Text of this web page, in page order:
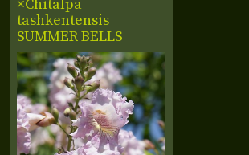
×Chitalpa
tashkentensis
SUMMER BELLS